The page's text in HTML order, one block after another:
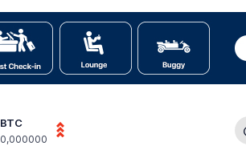
BTC
0,000000